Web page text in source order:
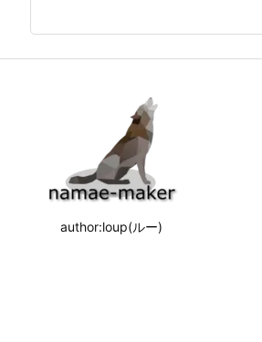
author:loup(ルー)